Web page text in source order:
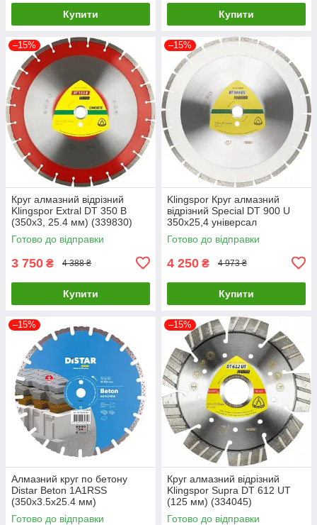
Купити Купити
–15%
Круг алмазний відрізний
Klingspor Extral DT 350 B
(350х3, 25.4 мм) (339830)
Готово до відправки
3 750 ₴ 4 388 ₴
Купити
–15%
Klingspor Круг алмазний
відрізний Special DT 900 U
350х25,4 універсал
Готово до відправки
4 250 ₴ 4 973 ₴
Купити
–15%
Алмазний круг по бетону
Distar Beton 1A1RSS
(350х3.5х25.4 мм)
(10170085389)
Готово до відправки
–15%
Круг алмазний відрізний
Klingspor Supra DT 612 UT
(125 мм) (334045)
Готово до відправки